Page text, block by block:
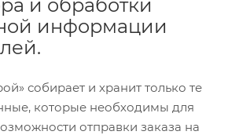
и обработки
информации
собирает и хранит только те
которые необходимы для
отправки заказа на